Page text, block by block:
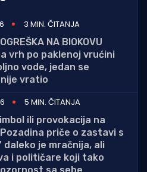
3 MIN. ČITANJA
NA BIOKOVU
vrh po paklenoj vrućini
vode, jedan se
vratio
5 MIN. ČITANJA
ili provokacija na
priče o zastavi s
je mračnija, ali
i političare koji tako
sa sebe